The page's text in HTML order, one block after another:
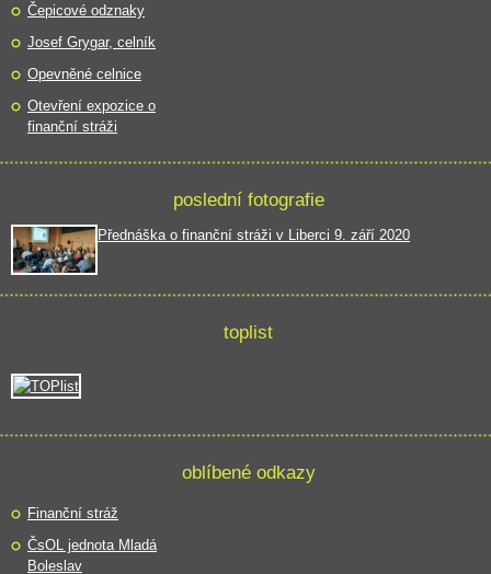
Čepicové odznaky
Josef Grygar, celník
Opevněné celnice
Otevření expozice o
finanční stráži
poslední fotografie
Přednáška o finanční stráži v Liberci 9. září 2020
toplist
oblíbené odkazy
Finanční stráž
ČsOL jednota Mladá
Boleslav